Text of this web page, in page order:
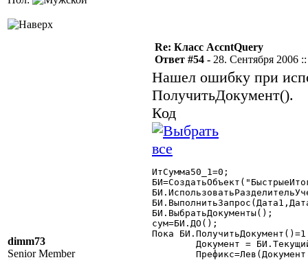
dimm73
Senior Member
Re: Класс AccntQuery
Ответ #54 - 28. Сентября 2006
Нашел ошибку при
ПолучитьДокумент().
Код
ИтСумма50_1=0;
БИ.ВыбратьДокументы();
сум=БИ.ДО();
Пока